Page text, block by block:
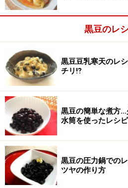
黒豆のレ
黒豆豆乳寒天のレ
チリ⁉
黒豆の簡単な煮方
水筒を使ったレシピ
黒豆の圧力鍋での
ツヤの作り方